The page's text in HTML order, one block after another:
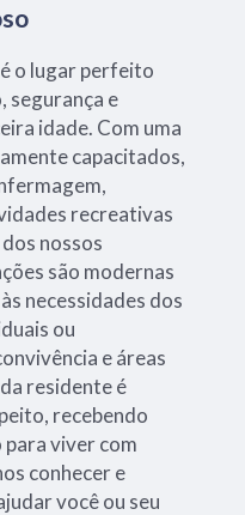
o lugar perfeito
segurança e
idade. Com uma
capacitados,
recreativas
nossos
são modernas
necessidades dos
ou
e áreas
residente é
recebendo
viver com
conhecer e
você ou seu